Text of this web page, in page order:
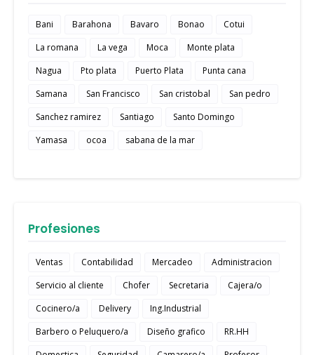
Bani Barahona Bavaro Bonao
Cotui
La romana
La vega Moca
Monte plata
Nagua
Pto plata Puerto Plata
Punta cana
Samana
San Francisco San cristobal
San pedro
Sanchez ramirez
Santiago
Santo Domingo
Yamasa
ocoa sabana de la mar
Profesiones
Ventas Contabilidad Mercadeo
Administracion
Servicio al cliente
Chofer Secretaria
Cajera/o
Cocinero/a
Delivery
Ing.Industrial
Barbero o Peluquero/a
Diseño grafico
RR.HH